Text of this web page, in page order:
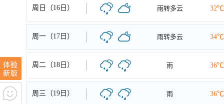
周日（16日） 雨转多云 32℃
周一（17日） 雨转多云 34℃
周二（18日） 雨 36℃
周三（19日） 雨 36℃